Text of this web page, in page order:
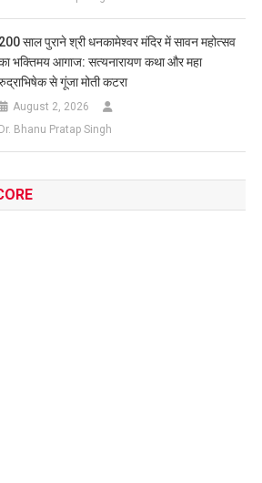
200 साल पुराने श्री धनकामेश्वर मंदिर में सावन महोत्सव
भक्तिमय आगाज: सत्यनारायण कथा और महा
से गूंजा मोती कटरा
August 2, 2026
Dr. Bhanu Pratap Singh